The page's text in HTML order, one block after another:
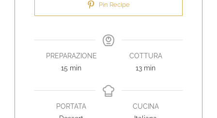
Pin Recipe
PREPARAZIONE
15 minuti
min
COTTURA
13minuti
min
PORTATA
CUCINA